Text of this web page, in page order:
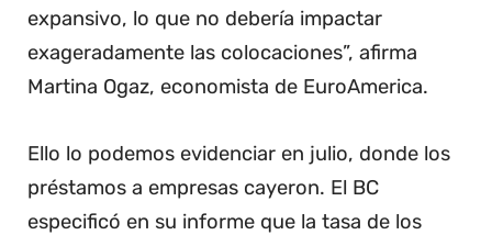
expansivo, lo que no debería impactar
exageradamente las colocaciones”, afirma
Martina Ogaz, economista de EuroAmerica.
Ello lo podemos evidenciar en julio, donde los
préstamos a empresas cayeron. El BC
especificó en su informe que la tasa de los